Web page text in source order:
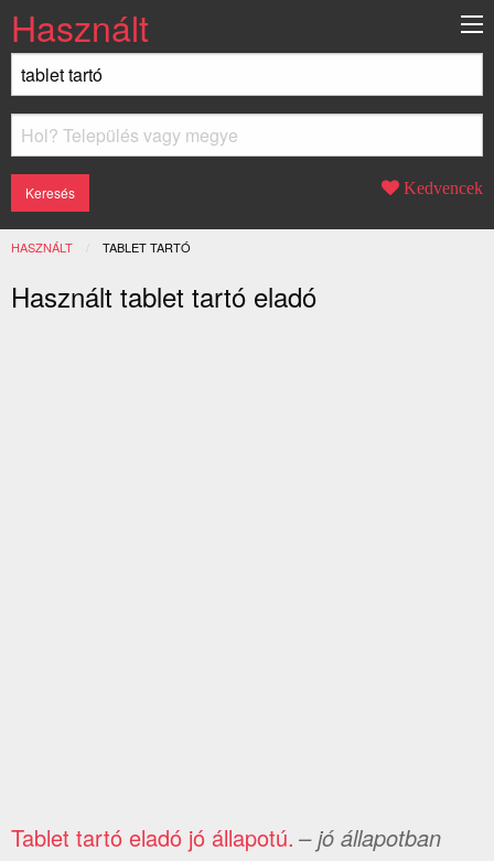
Használt
Kedvencek
HASZNÁLT JELENLEGI:
TABLET TARTÓ
Használt tablet tartó eladó
Tablet tartó eladó jó állapotú. – jó állapotban